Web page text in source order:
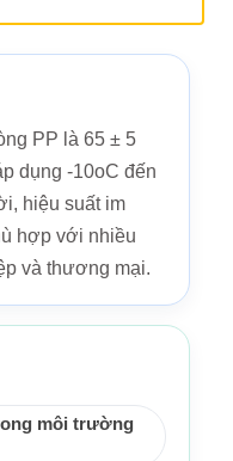
PP là 65 ± 5
dụng -10oC đến
hiệu suất im
hợp với nhiều
và thương mại.
môi trường